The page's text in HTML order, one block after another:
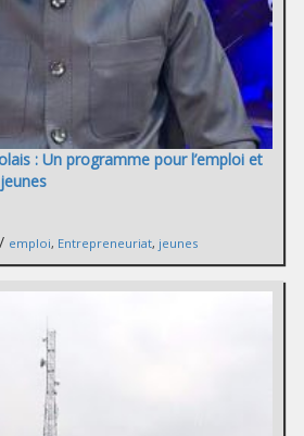
: Un programme pour l’emploi et
/ emploi, Entrepreneuriat, jeunes